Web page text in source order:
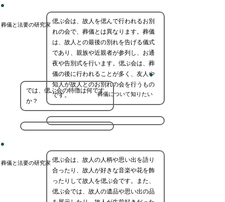
葬儀と法要の研究家 偲ぶ会は、故人を偲んで行われるお別
れの会で、葬儀とは異なります。葬儀
は、故人との最後の別れを告げる儀式
であり、親族や近親者が参列し、お通
夜や告別式を行います。偲ぶ会は、葬
儀の後に行われることが多く、友人や
知人が故人とのお別れの会を行うもの
です。
葬儀について知りたい
では、偲ぶ会の特徴は何です
か？
葬儀と法要の研究家 偲ぶ会は、故人の人柄や思い出を語り
合ったり、故人が好きな音楽や花を飾
ったりして故人を偲ぶ会です。また、
偲ぶ会では、故人の遺品や思い出の品